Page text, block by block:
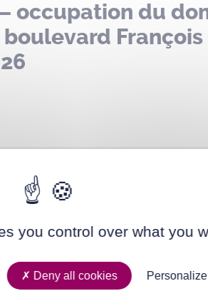
occupation du
François
de l’arrêté DPR-
–
Pelt –
la date de
you control over what you
Deny all cookies Personalize